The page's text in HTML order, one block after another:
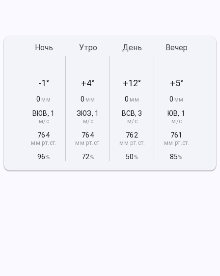
Ночь
-1°
0 мм
ВЮВ, 1
м/с
764
мм рт.ст.
96%
Утро
+4°
0 мм
ЗЮЗ, 1
м/с
764
мм рт.ст.
72%
День
+12°
0 мм
ВСВ,3
м/с
762
мм рт.ст.
50%
Вечер
+5°
0 мм
ЮВ, 1
м/с
761
мм рт.ст.
85%